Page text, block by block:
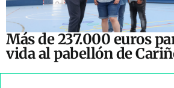
Más de 237.000 euros
vida al pabellón de